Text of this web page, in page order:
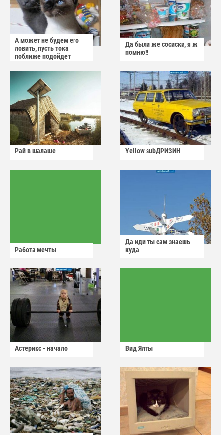
А может не будем его
ловить, пусть тока
поближе подойдет
Да были же сосиски, я ж
помню!!
Рай в шалаше Yellow subДРИЗИН
Работа мечты
Да иди ты сам знаешь
куда
Астерикс - начало Вид Ялты